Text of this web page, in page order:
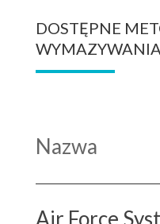
DOSTĘPNE
Nazwa
Air Force